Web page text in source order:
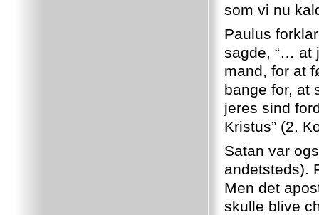
som vi nu
Paulus
sagde, “… at
mand, for at
bange for, at
jeres sind
Kristus” (2.
Satan var
andetsteds).
Men det
skulle blive